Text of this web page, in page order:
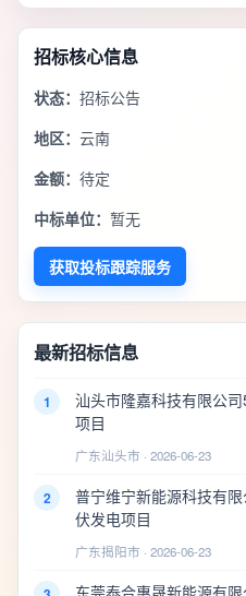
招标核心信息
状态： 招标公告
地区： 云南
金额： 待定
中标单位： 暂无
获取投标跟踪服务
最新招标信息
1
汕头市隆嘉科技有限公
项目
广东汕头市 · 2026-06-23
2
普宁维宁新能源科技有
伏发电项目
广东揭阳市 · 2026-06-23
东莞泰合惠晟新能源有